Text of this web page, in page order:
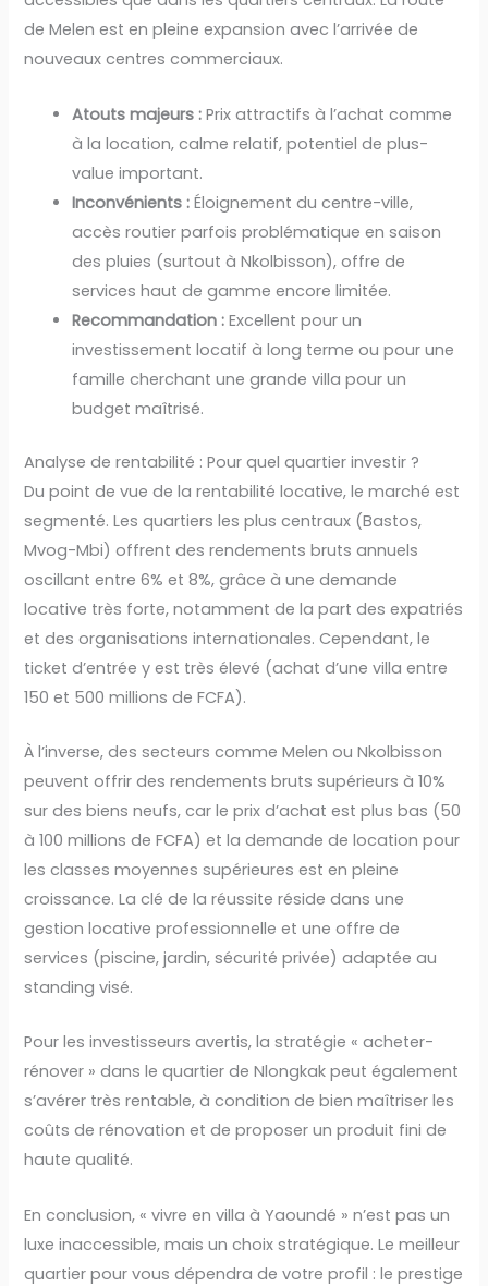
de Melen est en pleine expansion avec l’arrivée de
nouveaux centres commerciaux.
Atouts majeurs : Prix attractifs à l’achat comme
à la location, calme relatif, potentiel de plus-
value important.
Inconvénients : Éloignement du centre-ville,
accès routier parfois problématique en saison
des pluies (surtout à Nkolbisson), offre de
services haut de gamme encore limitée.
Recommandation : Excellent pour un
investissement locatif à long terme ou pour une
famille cherchant une grande villa pour un
budget maîtrisé.
Analyse de rentabilité : Pour quel quartier investir ?
Du point de vue de la rentabilité locative, le marché est
segmenté. Les quartiers les plus centraux (Bastos,
Mvog-Mbi) offrent des rendements bruts annuels
oscillant entre 6% et 8%, grâce à une demande
locative très forte, notamment de la part des expatriés
et des organisations internationales. Cependant, le
ticket d’entrée y est très élevé (achat d’une villa entre
150 et 500 millions de FCFA).
À l’inverse, des secteurs comme Melen ou Nkolbisson
peuvent offrir des rendements bruts supérieurs à 10%
sur des biens neufs, car le prix d’achat est plus bas (50
à 100 millions de FCFA) et la demande de location pour
les classes moyennes supérieures est en pleine
croissance. La clé de la réussite réside dans une
gestion locative professionnelle et une offre de
services (piscine, jardin, sécurité privée) adaptée au
standing visé.
Pour les investisseurs avertis, la stratégie « acheter-
rénover » dans le quartier de Nlongkak peut également
s’avérer très rentable, à condition de bien maîtriser les
coûts de rénovation et de proposer un produit fini de
haute qualité.
En conclusion, « vivre en villa à Yaoundé » n’est pas un
luxe inaccessible, mais un choix stratégique. Le meilleur
quartier pour vous dépendra de votre profil : le prestige